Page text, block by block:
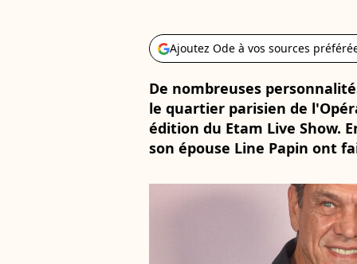
Ajoutez Ode à vos sources
De nombreuses
le quartier parisien de
édition du Etam Live Show.
son épouse Line Papin ont